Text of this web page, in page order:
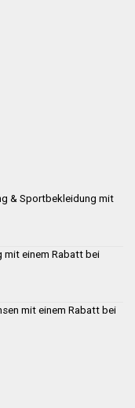
& Sportbekleidung mit
mit einem Rabatt bei
mit einem Rabatt bei